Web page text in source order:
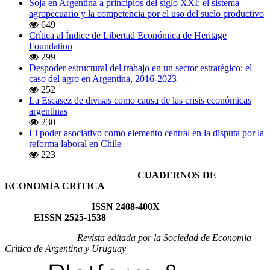
Soja en Argentina a principios del siglo XXI: el sistema
agropecuario y la competencia por el uso del suelo productivo
649
Crítica al Índice de Libertad Económica de Heritage
Foundation
299
Despoder estructural del trabajo en un sector estratégico: el
caso del agro en Argentina, 2016-2023
252
La Escasez de divisas como causa de las crisis económicas
argentinas
230
El poder asociativo como elemento central en la disputa por la
reforma laboral en Chile
223
CUADERNOS DE
ECONOMÍA CRÍTICA
ISSN 2408-400X
EISSN 2525-1538
Revista editada por la Sociedad de Economia
Critica de Argentina y Uruguay